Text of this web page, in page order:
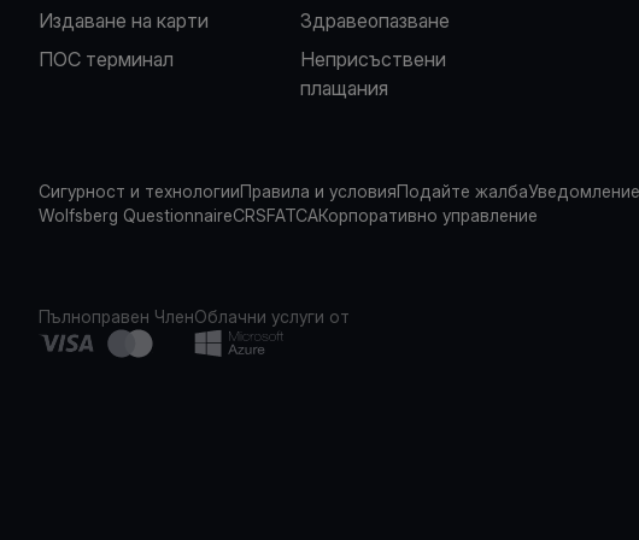
Издаване на карти
ПОС терминал
Здравеопазване
Неприсъствени
плащания
Сигурност и технологииПравила и условияПодайте жалба
Wolfsberg QuestionnaireCRSFATCAКорпоративно управление
Пълноправен ЧленОблачни услуги от